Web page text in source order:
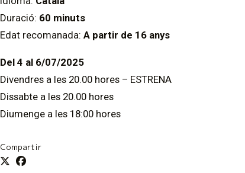
Duració: 60 minuts
Edat recomanada:A partir de 16 anys
Del 4 al 6/07/2025
Divendres a les 20.00 hores – ESTRENA
Dissabte a les 20.00 hores
Diumenge a les 18:00 hores
Compartir